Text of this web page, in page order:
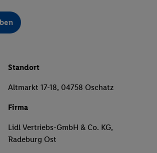
Standort
Altmarkt 17-18, 04758 Oschatz
Firma
Lidl Vertriebs-GmbH & Co. KG,
Radeburg Ost